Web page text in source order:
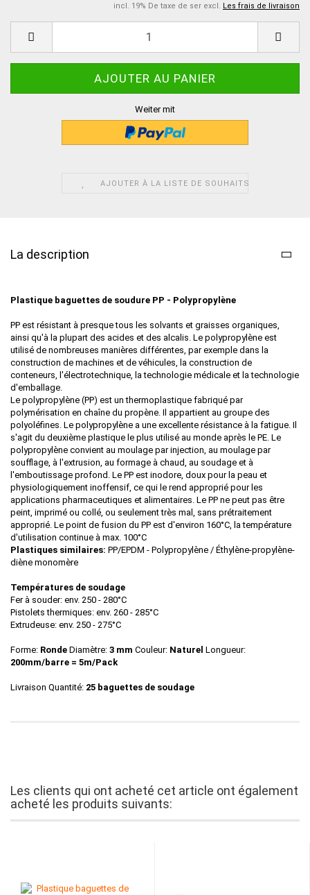
incl. 19% De taxe de ser excl. Les frais de livraison
Weiter mit
AJOUTER À LA LISTE DE SOUHAITS
La description
Plastique baguettes de soudure PP - Polypropylène
PP est résistant à presque tous les solvants et graisses organiques,
ainsi qu'à la plupart des acides et des alcalis. Le polypropylène est
utilisé de nombreuses manières différentes, par exemple dans la
construction de machines et de véhicules, la construction de
conteneurs, l'électrotechnique, la technologie médicale et la technologie
d'emballage.
Le polypropylène (PP) est un thermoplastique fabriqué par
polymérisation en chaîne du propène. Il appartient au groupe des
polyoléfines. Le polypropylène a une excellente résistance à la fatigue. Il
s'agit du deuxième plastique le plus utilisé au monde après le PE. Le
polypropylène convient au moulage par injection, au moulage par
soufflage, à l'extrusion, au formage à chaud, au soudage et à
l'emboutissage profond. Le PP est inodore, doux pour la peau et
physiologiquement inoffensif, ce qui le rend approprié pour les
applications pharmaceutiques et alimentaires. Le PP ne peut pas être
peint, imprimé ou collé, ou seulement très mal, sans prétraitement
approprié. Le point de fusion du PP est d'environ 160°C, la température
d'utilisation continue à max. 100°C
Plastiques similaires: PP/EPDM - Polypropylène / Éthylène-propylène-
diène monomère
Températures de soudage
Fer à souder: env. 250 - 280°C
Pistolets thermiques: env. 260 - 285°C
Extrudeuse: env. 250 - 275°C
Forme: Ronde Diamètre: 3 mm Couleur: Naturel Longueur:
200mm/barre = 5m/Pack
Livraison Quantité: 25 baguettes de soudage
Les clients qui ont acheté cet article ont également
acheté les produits suivants: